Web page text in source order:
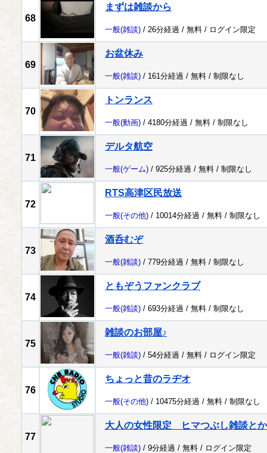
68
まずは雑談から
一般(雑談) / 26分経過 / 無料 / ログイン限定
69
お盆休み
一般(雑談) / 161分経過 / 無料 / 制限なし
70
トンランス
一般(動画) / 4180分経過 / 無料 / 制限なし
71
デルタ航空
一般(ゲーム) / 925分経過 / 無料 / 制限なし
72
RTS高津区民放送
一般(その他) / 10014分経過 / 無料 / 制限なし
73
酒呑むぞ
一般(雑談) / 779分経過 / 無料 / 制限なし
74
ともぞうファンクラブ
一般(雑談) / 693分経過 / 無料 / 制限なし
75
雑談のお部屋♪
一般(雑談) / 54分経過 / 無料 / ログイン限定
76
ちょっと昔のラヂオ
一般(その他) / 10475分経過 / 無料 / 制限なし
77
大人の女性限定 ヒマつぶし雑談と
一般(雑談) / 9分経過 / 無料 / ログイン限定